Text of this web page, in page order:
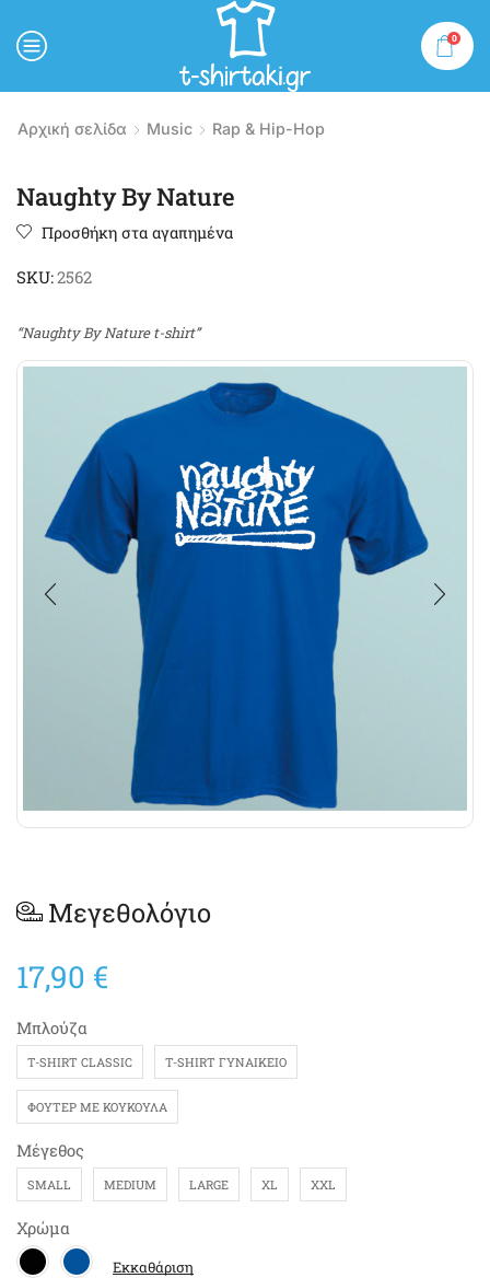
0
Αρχική σελίδα Music Rap & Hip-Hop
Naughty By Nature
Προσθήκη στα αγαπημένα
SKU:2562
“Naughty By Nature t-shirt”
Μεγεθολόγιο
17,90 €
Μπλούζα
T-SHIRT CLASSIC T-SHIRT ΓΥΝΑΙΚΕΊΟ
ΦΟΎΤΕΡ ΜΕ ΚΟΥΚΟΎΛΑ
Μέγεθος
SMALL MEDIUM LARGE XL XXL
Χρώμα
Εκκαθάριση